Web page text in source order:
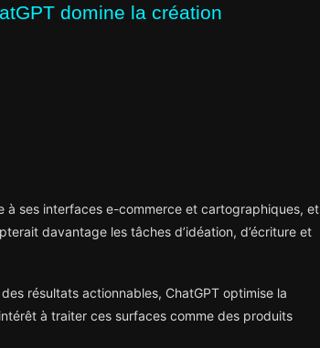
domine la création
à ses interfaces e-commerce et cartographiques, et
davantage les tâches d’idéation, d’écriture et
résultats actionnables, ChatGPT optimise la
à traiter ces surfaces comme des produits